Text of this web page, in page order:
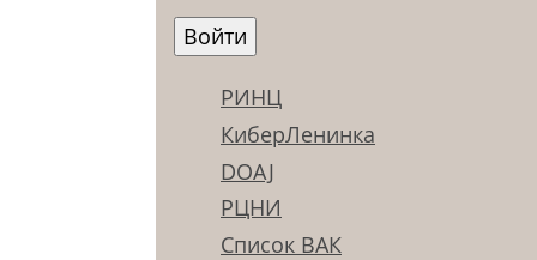
РИНЦ
КиберЛенинка
DOAJ
РЦНИ
Список ВАК